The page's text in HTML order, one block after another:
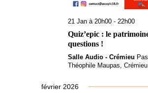
21 Jan à 20h00 - 22h00
Quiz’epic : le
questions !
Salle Audio - Crémieu
Théophile Maupas,
février 2026